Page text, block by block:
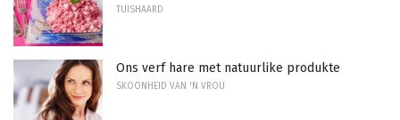
TUISHAARD
Ons verf hare met natuurlike produkte
SKOONHEID VAN 'N VROU